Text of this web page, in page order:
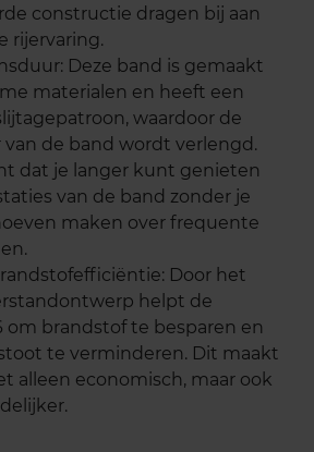
constructie dragen bij aan
rijervaring.
Deze band is gemaakt
materialen en heeft een
waardoor de
van de band wordt verlengd.
dat je langer kunt genieten
van de band zonder je
maken over frequente
Door het
helpt de
om brandstof te besparen en
te verminderen. Dit maakt
alleen economisch, maar ook